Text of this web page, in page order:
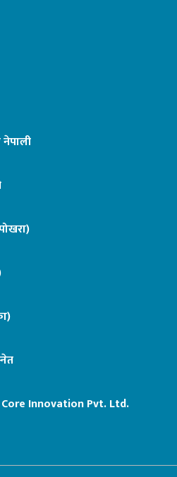
नेपाली
Innovation Pvt. Ltd.